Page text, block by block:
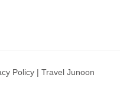
Policy | Travel Junoon